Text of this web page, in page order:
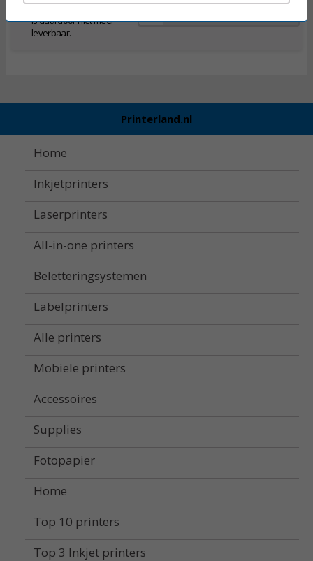
meer geproduceerd en
is daardoor niet meer
leverbaar.
Printerland.nl
Home
Inkjetprinters
Laserprinters
All-in-one printers
Beletteringsystemen
Labelprinters
Alle printers
Mobiele printers
Accessoires
Supplies
Fotopapier
Home
Top 10 printers
Top 3 Inkjet printers